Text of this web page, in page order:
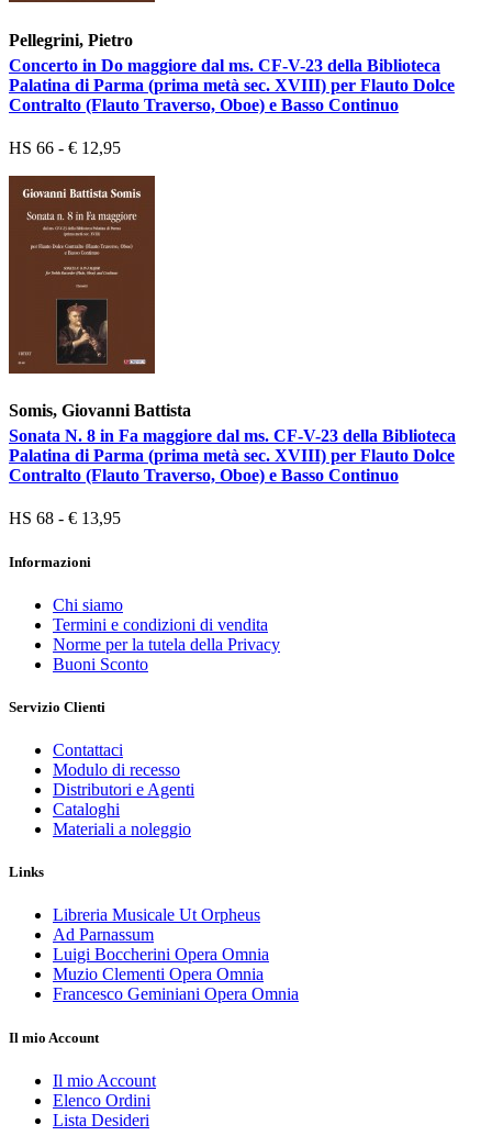
Pellegrini, Pietro
Concerto in Do maggiore dal ms. CF-V-23 della Biblioteca
Palatina di Parma (prima metà sec. XVIII) per Flauto Dolce
Contralto (Flauto Traverso, Oboe) e Basso Continuo
HS 66 - € 12,95
Somis, Giovanni Battista
Sonata N. 8 in Fa maggiore dal ms. CF-V-23 della Biblioteca
Palatina di Parma (prima metà sec. XVIII) per Flauto Dolce
Contralto (Flauto Traverso, Oboe) e Basso Continuo
HS 68 - € 13,95
Informazioni
Chi siamo
Termini e condizioni di vendita
Norme per la tutela della Privacy
Buoni Sconto
Servizio Clienti
Contattaci
Modulo di recesso
Distributori e Agenti
Cataloghi
Materiali a noleggio
Links
Libreria Musicale Ut Orpheus
Ad Parnassum
Luigi Boccherini Opera Omnia
Muzio Clementi Opera Omnia
Francesco Geminiani Opera Omnia
Il mio Account
Il mio Account
Elenco Ordini
Lista Desideri